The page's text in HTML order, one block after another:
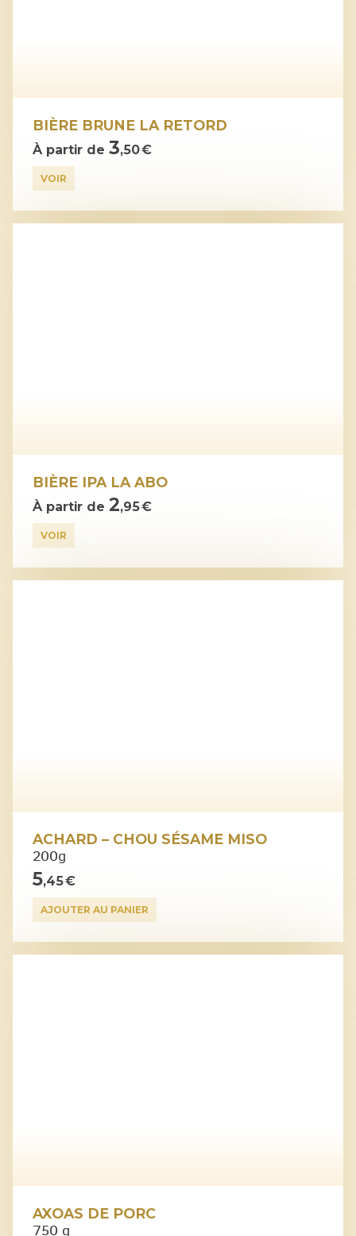
BIÈRE BRUNE LA RETORD
À partir de 3,50 €
VOIR
BIÈRE IPA LA ABO
À partir de 2,95 €
VOIR
ACHARD – CHOU SÉSAME MISO
200g
5,45 €
AJOUTER AU PANIER
AXOAS DE PORC
750 g